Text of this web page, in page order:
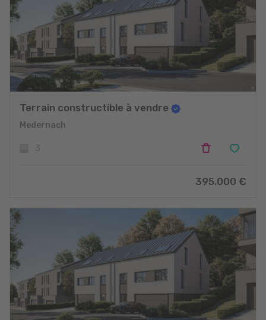
Terrain constructible à vendre
Medernach
395.000 €